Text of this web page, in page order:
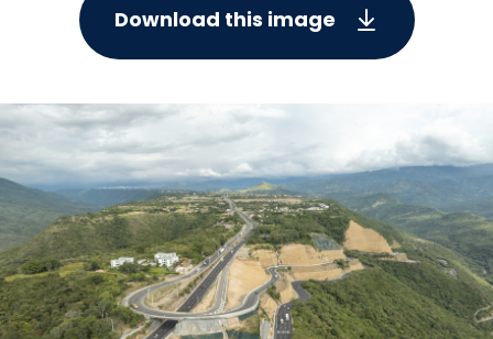
Download this image